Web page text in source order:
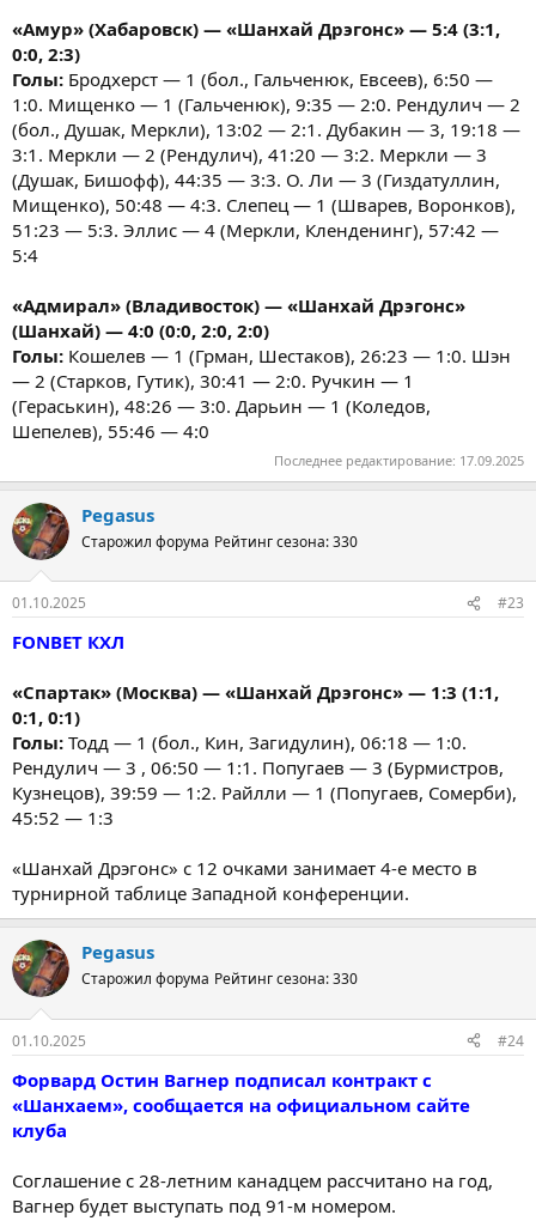
«Амур» (Хабаровск) — «Шанхай Дрэгонс» — 5:4 (3:1,
0:0, 2:3)
Голы: Бродхерст — 1 (бол., Гальченюк, Евсеев), 6:50 —
1:0. Мищенко — 1 (Гальченюк), 9:35 — 2:0. Рендулич — 2
(бол., Душак, Меркли), 13:02 — 2:1. Дубакин — 3, 19:18 —
3:1. Меркли — 2 (Рендулич), 41:20 — 3:2. Меркли — 3
(Душак, Бишофф), 44:35 — 3:3. О. Ли — 3 (Гиздатуллин,
Мищенко), 50:48 — 4:3. Слепец — 1 (Шварев, Воронков),
51:23 — 5:3. Эллис — 4 (Меркли, Кленденинг), 57:42 —
5:4
«Адмирал» (Владивосток) — «Шанхай Дрэгонс»
(Шанхай) — 4:0 (0:0, 2:0, 2:0)
Голы: Кошелев — 1 (Грман, Шестаков), 26:23 — 1:0. Шэн
— 2 (Старков, Гутик), 30:41 — 2:0. Ручкин — 1
(Гераськин), 48:26 — 3:0. Дарьин — 1 (Коледов,
Шепелев), 55:46 — 4:0
Последнее редактирование: 17.09.2025
Pegasus
Старожил форума Рейтинг сезона: 330
01.10.2025 #23
FONBET КХЛ
«Спартак» (Москва) — «Шанхай Дрэгонс» — 1:3 (1:1,
0:1, 0:1)
Голы: Тодд — 1 (бол., Кин, Загидулин), 06:18 — 1:0.
Рендулич — 3 , 06:50 — 1:1. Попугаев — 3 (Бурмистров,
Кузнецов), 39:59 — 1:2. Райлли — 1 (Попугаев, Сомерби),
45:52 — 1:3
«Шанхай Дрэгонс» с 12 очками занимает 4-е место в
турнирной таблице Западной конференции.
Pegasus
Старожил форума Рейтинг сезона: 330
01.10.2025 #24
Форвард Остин Вагнер подписал контракт с
«Шанхаем», сообщается на официальном сайте
клуба
Соглашение с 28-летним канадцем рассчитано на год,
Вагнер будет выступать под 91-м номером.